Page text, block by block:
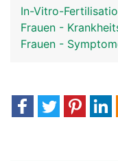
In-Vitro-
Frauen -
Frauen -